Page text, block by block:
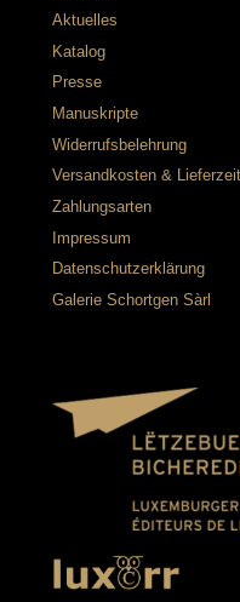
Aktuelles
Katalog
Presse
Manuskripte
Widerrufsbelehrung
Versandkosten &
Zahlungsarten
Impressum
Datenschutzerklärung
Galerie Schortgen Sàrl